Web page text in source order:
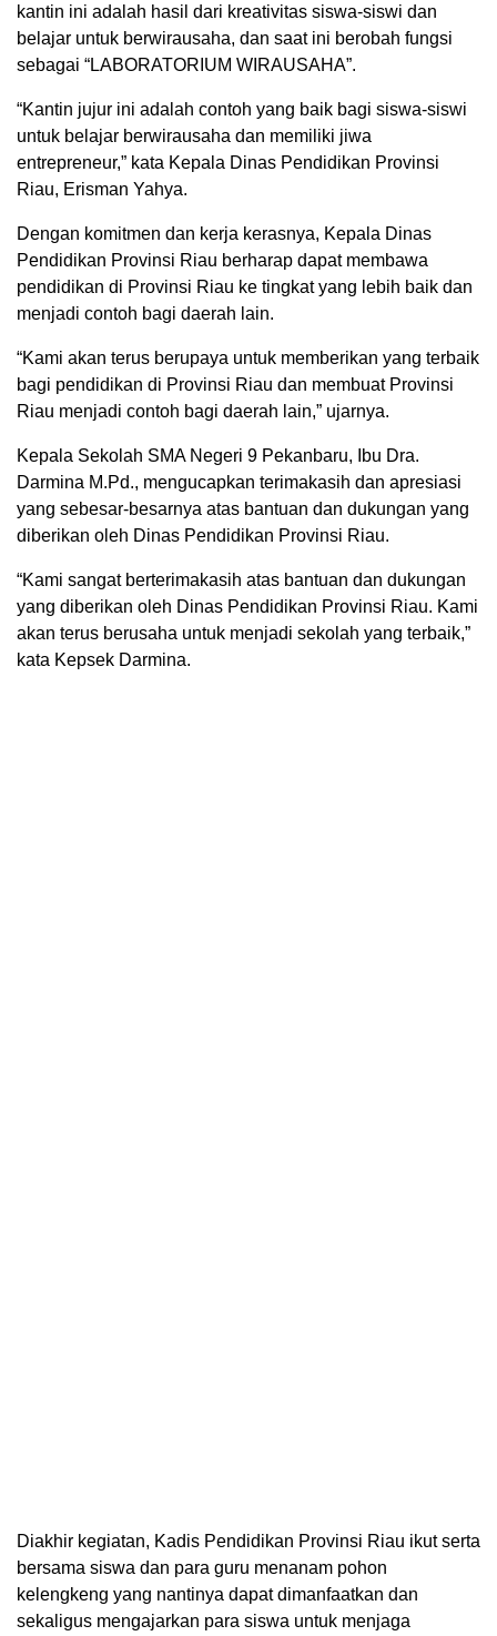
kantin ini adalah hasil dari kreativitas siswa-siswi dan
belajar untuk berwirausaha, dan saat ini berobah fungsi
sebagai “LABORATORIUM WIRAUSAHA”.
“Kantin jujur ini adalah contoh yang baik bagi siswa-siswi
untuk belajar berwirausaha dan memiliki jiwa
entrepreneur,” kata Kepala Dinas Pendidikan Provinsi
Riau, Erisman Yahya.
Dengan komitmen dan kerja kerasnya, Kepala Dinas
Pendidikan Provinsi Riau berharap dapat membawa
pendidikan di Provinsi Riau ke tingkat yang lebih baik dan
menjadi contoh bagi daerah lain.
“Kami akan terus berupaya untuk memberikan yang terbaik
bagi pendidikan di Provinsi Riau dan membuat Provinsi
Riau menjadi contoh bagi daerah lain,” ujarnya.
Kepala Sekolah SMA Negeri 9 Pekanbaru, Ibu Dra.
Darmina M.Pd., mengucapkan terimakasih dan apresiasi
yang sebesar-besarnya atas bantuan dan dukungan yang
diberikan oleh Dinas Pendidikan Provinsi Riau.
“Kami sangat berterimakasih atas bantuan dan dukungan
yang diberikan oleh Dinas Pendidikan Provinsi Riau. Kami
akan terus berusaha untuk menjadi sekolah yang terbaik,”
kata Kepsek Darmina.
Diakhir kegiatan, Kadis Pendidikan Provinsi Riau ikut serta
bersama siswa dan para guru menanam pohon
kelengkeng yang nantinya dapat dimanfaatkan dan
sekaligus mengajarkan para siswa untuk menjaga